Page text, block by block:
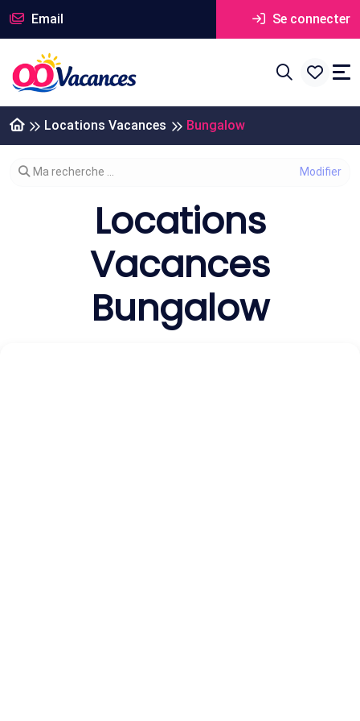
Email Se connecter
Locations Vacances Bungalow
Modifier votre recherche
Ma recherche ...
Locations
Vacances
Bungalow